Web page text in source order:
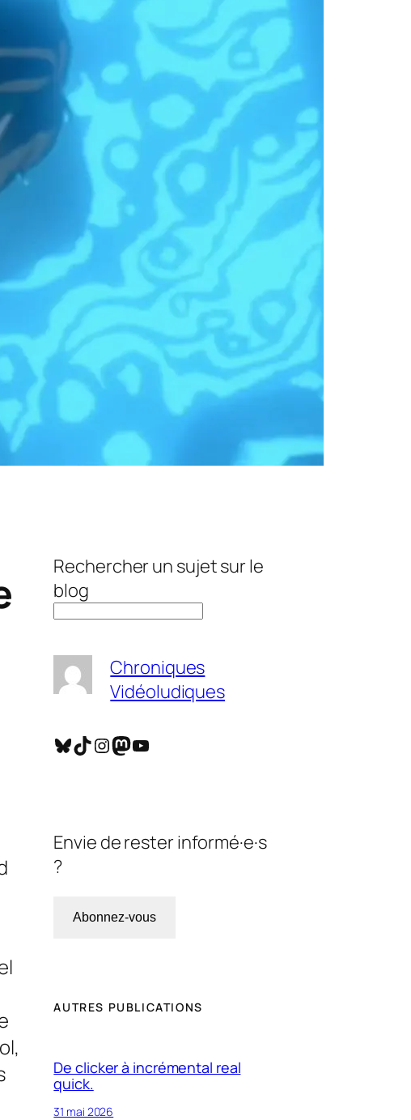
Rechercher un sujet sur le
blog
Chroniques
Vidéoludiques
Bluesky TikTok InstagramMastodon YouTube
Envie de rester informé·e·s
?
Abonnez-vous
AUTRES PUBLICATIONS
De clicker à incrémental real
quick.
31 mai 2026